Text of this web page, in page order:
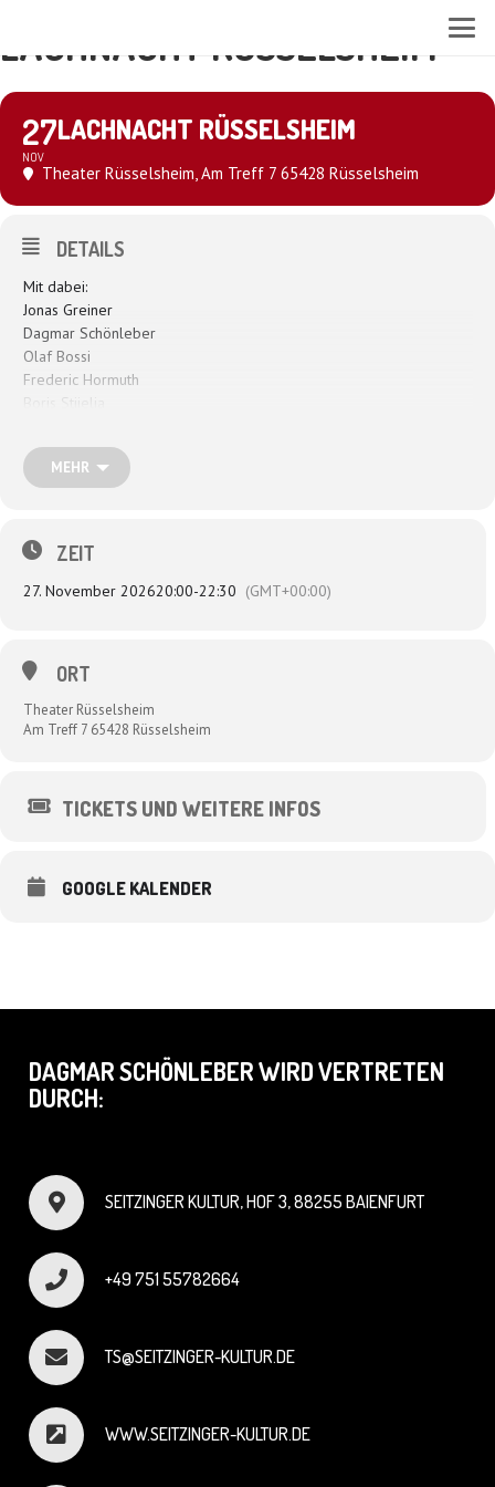
LACHNACHT RÜSSELSHEIM
27
NOV
LACHNACHT RÜSSELSHEIM
Theater Rüsselsheim, Am Treff 7 65428 Rüsselsheim
DETAILS
Mit dabei:
Jonas Greiner
Dagmar Schönleber
Olaf Bossi
Frederic Hormuth
MEHR
ZEIT
27. November 202620:00-22:30 (GMT+00:00)
ORT
Theater Rüsselsheim
Am Treff 7 65428 Rüsselsheim
TICKETS UND WEITERE INFOS
GOOGLE KALENDER
DAGMAR SCHÖNLEBER WIRD VERTRETEN
DURCH:
SEITZINGER KULTUR, HOF 3, 88255 BAIENFURT
+49 751 55782664
TS@SEITZINGER-KULTUR.DE
WWW.SEITZINGER-KULTUR.DE